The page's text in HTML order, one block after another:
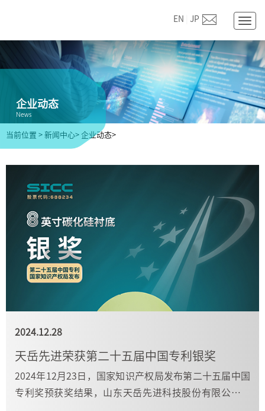
EN JP
企业动态
News
当前位置 > 新闻中心> 企业动态>
2024.12.28
天岳先进荣获第二十五届中国专利银奖
2024年12月23日，国家知识产权局发布第二十五届中国
专利奖预获奖结果，山东天岳先进科技股份有限公司作